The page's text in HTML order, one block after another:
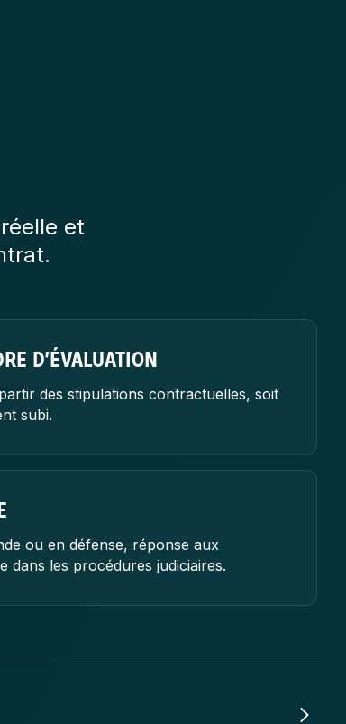
et
D’ÉVALUATION
des stipulations contractuelles, soit
subi.
ou en défense, réponse aux
dans les procédures judiciaires.